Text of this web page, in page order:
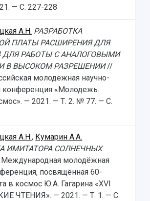
— С. 227-228
А.Н. РАЗРАБОТКА
ПЛАТЫ РАСШИРЕНИЯ ДЛЯ
ДЛЯ РАБОТЫ С АНАЛОГОВЫМИ
В ВЫСОКОМ РАЗРЕШЕНИИ//
молодежная научно-
конференция «Молодежь.
— 2021. — Т. 2. № 77. — С.
А.Н., Кумарин А.А.
ИМИТАТОРА СОЛНЕЧНЫХ
молодёжная
посвящённая 60-
в космос Ю.А. Гагарина «XVI
ЧТЕНИЯ». — 2021. — Т. 1. — С.